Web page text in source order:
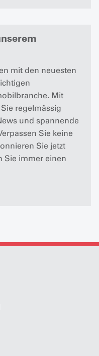
mit den neuesten
Mit
regelmässig
und spannende
Sie keine
Sie jetzt
Sie immer einen